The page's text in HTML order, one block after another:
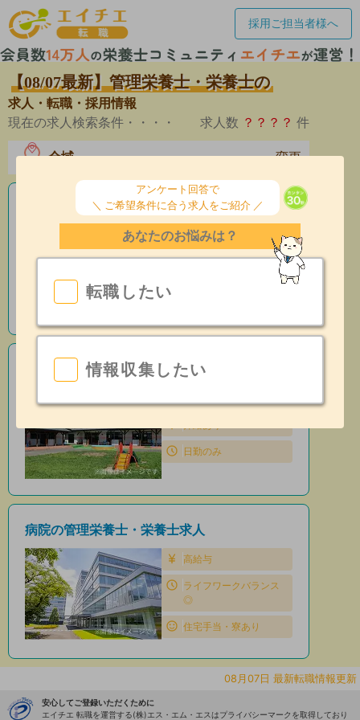
採用ご担当者様へ
【08/07最新】管理栄養士・栄養士の
求人・転職・採用情報
現在の求人検索条件・・・・
求人数 ？？？？ 件
全域 変更
老人ホームの栄養士求人
産休育休制度有
保育園の管理栄養士・栄養士求人
日勤のみ
病院の管理栄養士・栄養士求人
高給与
ライフワークバランス
◎
住宅手当・寮あり
アンケート回答で
＼ ご希望条件に合う求人をご紹介 ／
あなたのお悩みは？
転職したい
情報収集したい
08月07日 最新転職情報更新
安心してご登録いただくために
エイチエ 転職を運営する(株)エス・エム・エスはプライバシーマークを取得しており